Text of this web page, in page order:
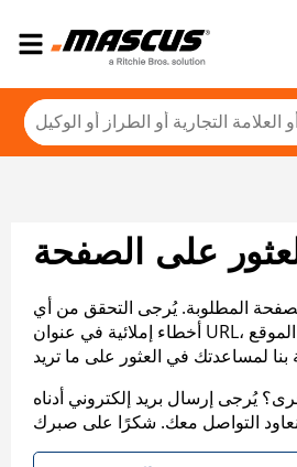
على الصفحة
المطلوبة. يُرجى التحقق من أي
أخطاء إملائية في عنوان URL، أو عرض خريطة الموقع
يُرجى إرسال بريد إلكتروني أدناه